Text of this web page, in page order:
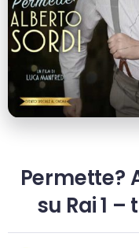
Permette?
su Rai 1